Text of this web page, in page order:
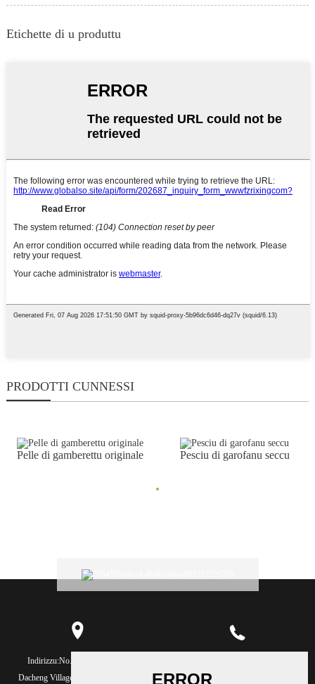
Etichette di u produttu
PRODOTTI CUNNESSI
Pelle di gamberettu originale Pesciu di garofanu seccu
Indirizzu:No.2, Yongning Rd,
Dacheng Village, Xiaocheng Town,
Telefunu: